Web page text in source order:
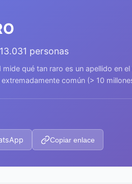
personas
mide qué tan raro es un apellido en
común (> 10
Copiar enlace